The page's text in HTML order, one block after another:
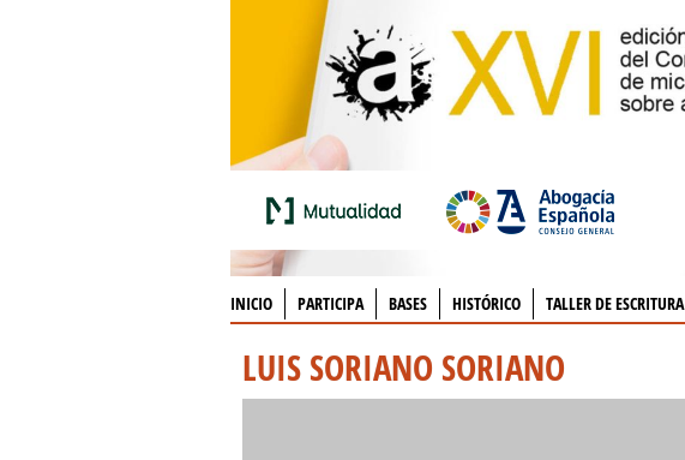
INICIO PARTICIPA BASES HISTÓRICO TALLER DE ESCRITURA
LUIS SORIANO SORIANO